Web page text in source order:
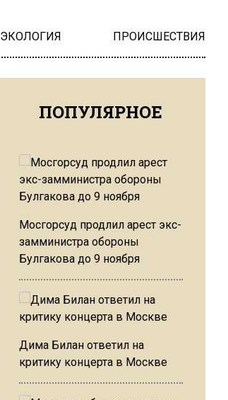
ЭКОЛОГИЯ ПРОИСШЕСТВИЯ
ПОПУЛЯРНОЕ
Мосгорсуд продлил арест экс-
замминистра обороны
Булгакова до 9 ноября
Дима Билан ответил на
критику концерта в Москве